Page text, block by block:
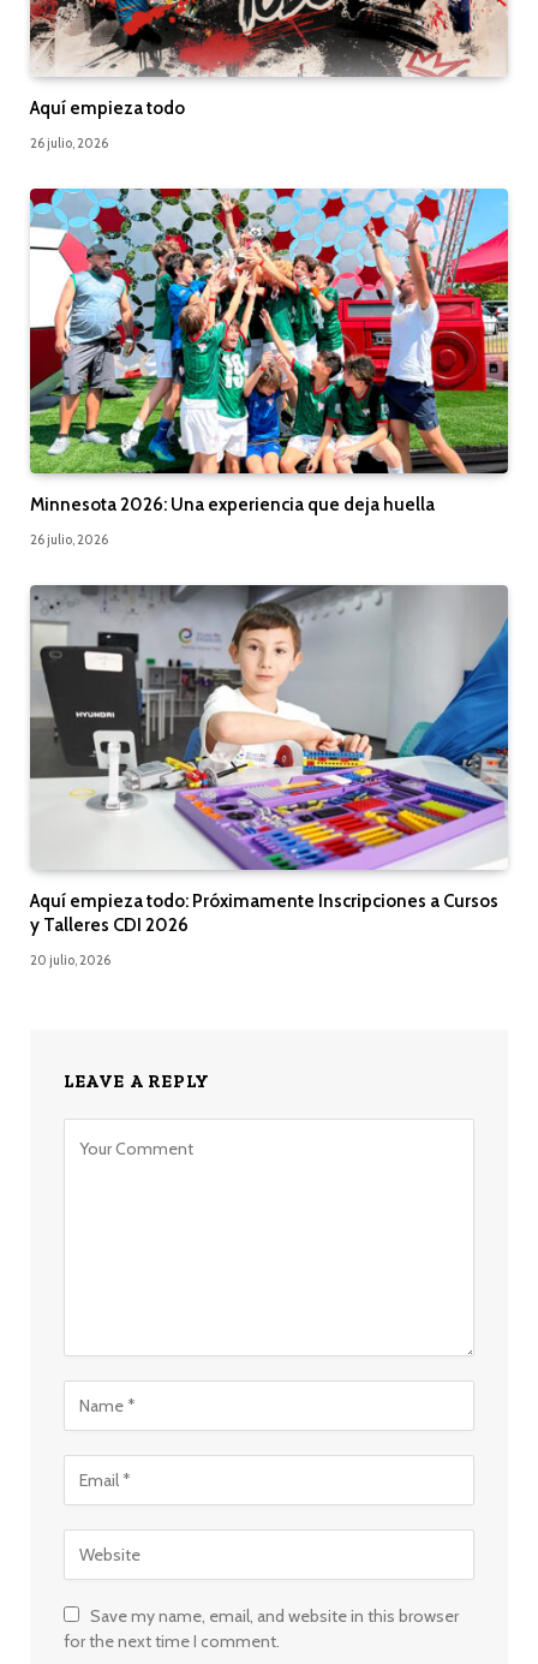
Aquí empieza todo
26 julio, 2026
Minnesota 2026: Una experiencia que deja huella
26 julio, 2026
Aquí empieza todo: Próximamente Inscripciones a Cursos
y Talleres CDI 2026
20 julio, 2026
LEAVE A REPLY
Save my name, email, and website in this browser
for the next time I comment.